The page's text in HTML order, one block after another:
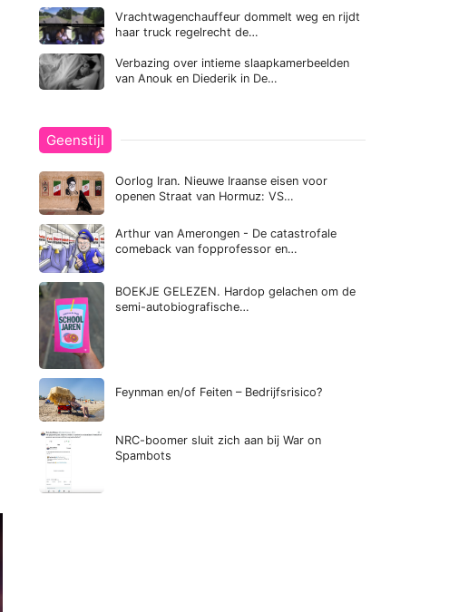
Vrachtwagenchauffeur dommelt weg en rijdt
haar truck regelrecht de…
Verbazing over intieme slaapkamerbeelden
van Anouk en Diederik in De…
Geenstijl
Oorlog Iran. Nieuwe Iraanse eisen voor
openen Straat van Hormuz: VS…
Arthur van Amerongen - De catastrofale
comeback van fopprofessor en…
BOEKJE GELEZEN. Hardop gelachen om de
semi-autobiografische…
Feynman en/of Feiten – Bedrijfsrisico?
NRC-boomer sluit zich aan bij War on
Spambots